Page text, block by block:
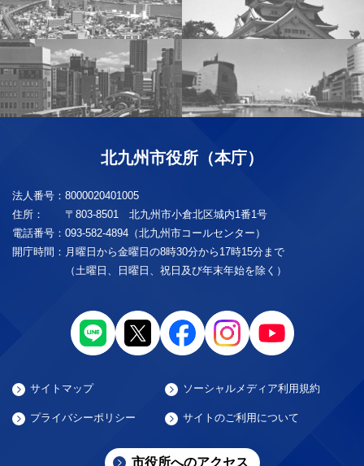
北九州市役所（本庁）
法人番号： 8000020401005
住所：
〒803-8501 北九州市小倉北区城内1番1号
電話番号： 093-582-4894（北九州市コールセンター）
開庁時間： 月曜日から金曜日の8時30分から17時15分まで
（土曜日、日曜日、祝日及び年末年始を除く）
サイトマップ ソーシャルメディア利用規約
プライバシーポリシー サイトのご利用について
市役所へのアクセス